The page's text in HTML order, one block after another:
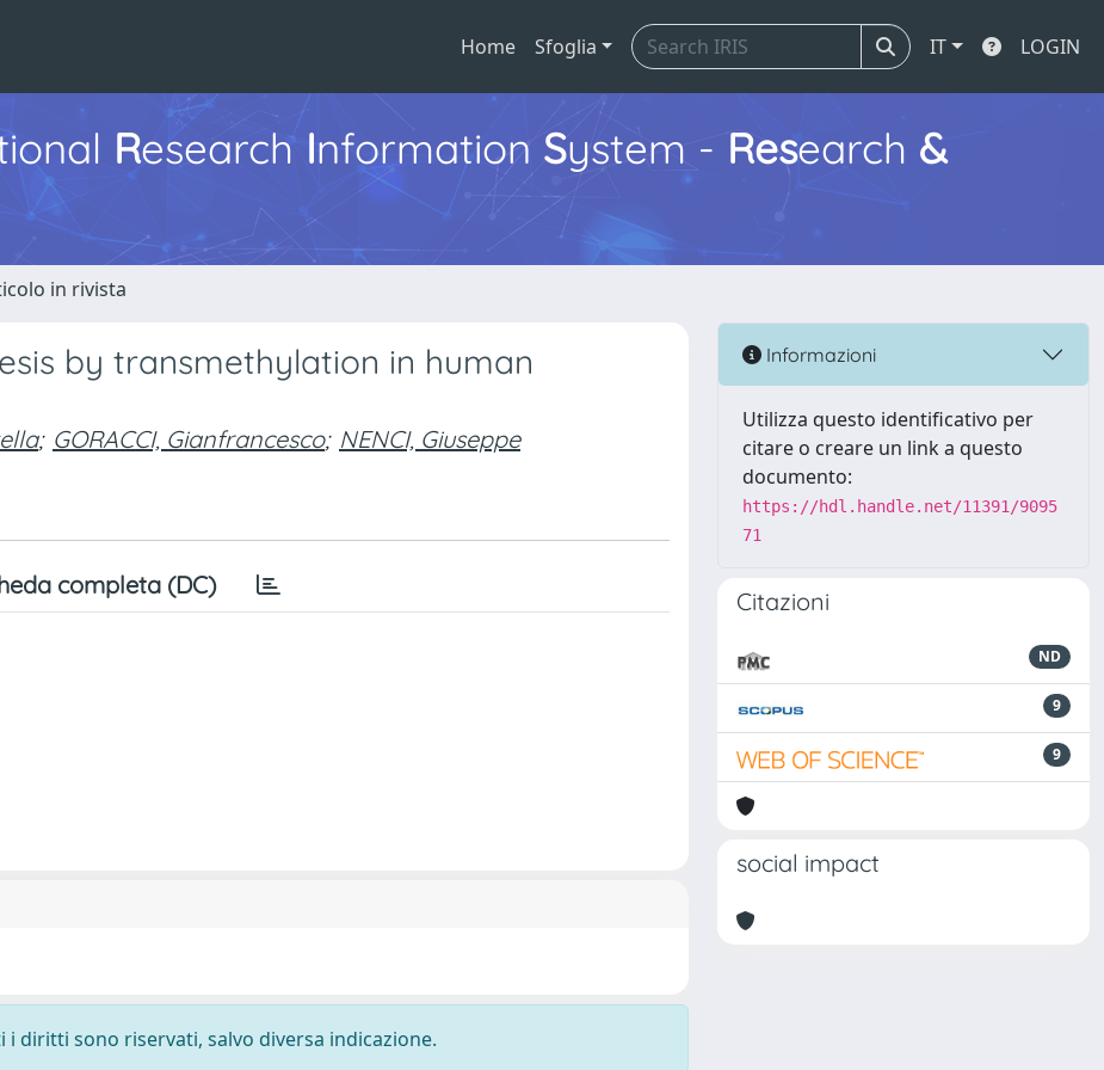
Home Sfoglia IT LOGIN
Research Information System - Research &
in rivista
by transmethylation in human
; GORACCI, Gianfrancesco; NENCI, Giuseppe
completa (DC)
diritti sono riservati, salvo diversa indicazione.
Informazioni
Utilizza questo identificativo per
citare o creare un link a questo
documento:
https://hdl.handle.net/11391/9095
71
Citazioni
ND
9
9
social impact